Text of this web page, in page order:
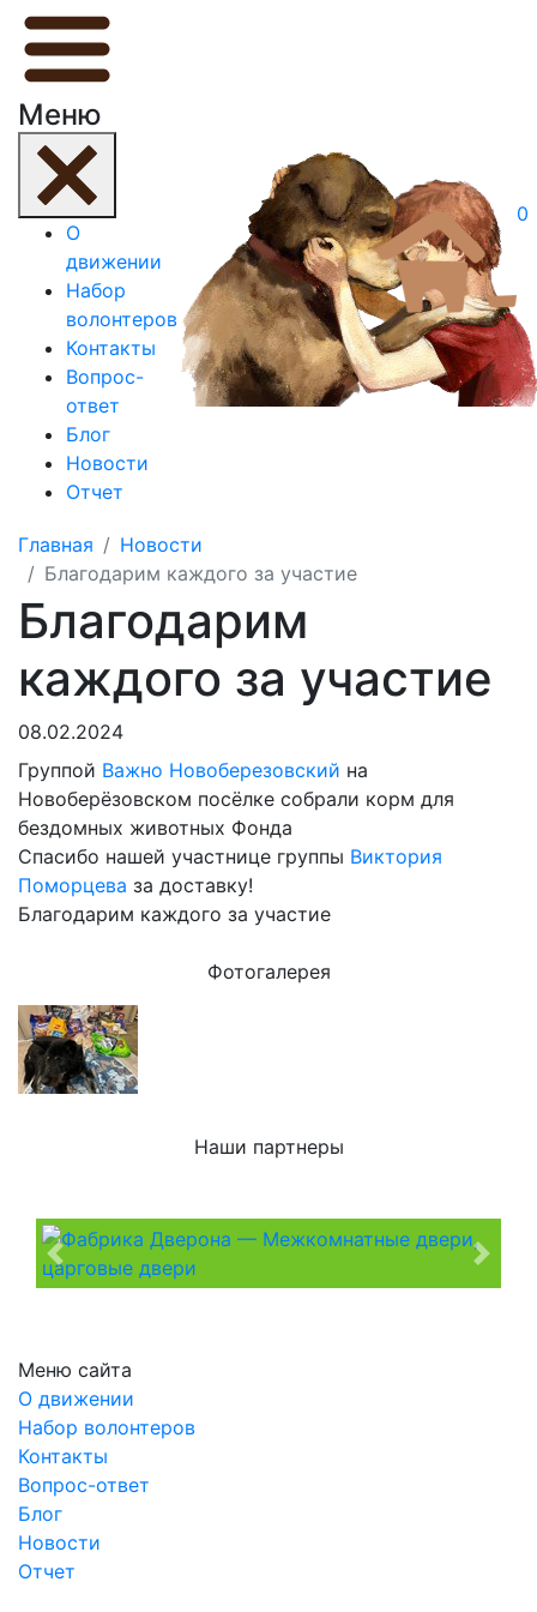
Меню
О
движении
Набор
волонтеров
Контакты
Вопрос-
ответ
Блог
Новости
Отчет
0
Главная
Новости
Благодарим каждого за участие
Благодарим
каждого за участие
08.02.2024
Группой Важно Новоберезовский на
Новоберёзовском посёлке собрали корм для
бездомных животных Фонда
Спасибо нашей участнице группы Виктория
Поморцева за доставку!
Благодарим каждого за участие
Фотогалерея
Наши партнеры
Previous Next
Меню сайта
О движении
Набор волонтеров
Контакты
Вопрос-ответ
Блог
Новости
Отчет